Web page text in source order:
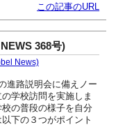
この記事のURL
368号)
News)
進路説明会に備えノー
学校訪問を実施しま
の普段の様子を自分
下の３つがポイント